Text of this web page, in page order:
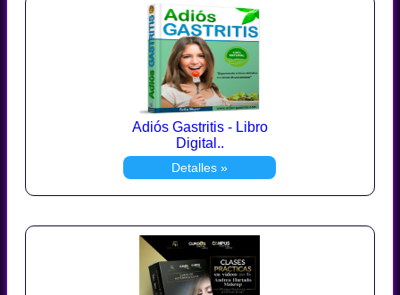
Adiós Gastritis - Libro
Digital..
Detalles »